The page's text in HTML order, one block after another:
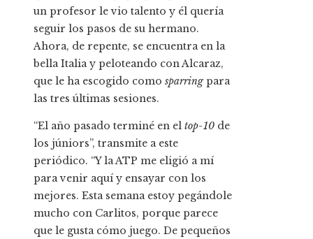
un profesor le vio talento y él quería
seguir los pasos de su hermano.
Ahora, de repente, se encuentra en la
bella Italia y peloteando con Alcaraz,
que le ha escogido como sparringpara
las tres últimas sesiones.
“El año pasado terminé en el top-10 de
los júniors”, transmite a este
periódico. “Y la ATP me eligió a mí
para venir aquí y ensayar con los
mejores. Esta semana estoy pegándole
mucho con Carlitos, porque parece
que le gusta cómo juego. De pequeños